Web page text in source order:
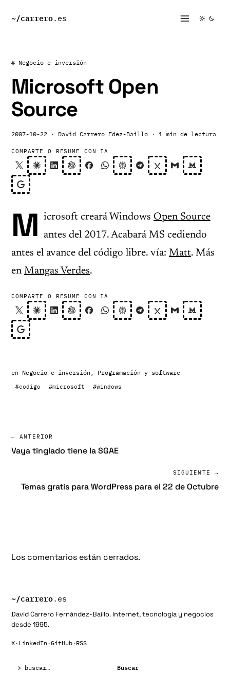
~/carrero.es
# Negocio e inversión
Microsoft Open
Source
2007-10-22 · David Carrero Fdez-Baillo · 1 min de lectura
COMPARTE O RESUME CON IA
M icrosoft creará Windows Open Source
antes del 2017. Acabará MS cediendo
antes el avance del código libre. vía: Matt. Más
en Mangas Verdes.
COMPARTE O RESUME CON IA
en Negocio e inversión, Programación y software
#codigo #microsoft #windows
← ANTERIOR
Vaya tinglado tiene la SGAE
SIGUIENTE →
Temas gratis para WordPress para el 22 de Octubre
Los comentarios están cerrados.
~/carrero.es
David Carrero Fernández-Baillo. Internet, tecnología y negocios
desde 1995.
X· LinkedIn·GitHub· RSS
Buscar